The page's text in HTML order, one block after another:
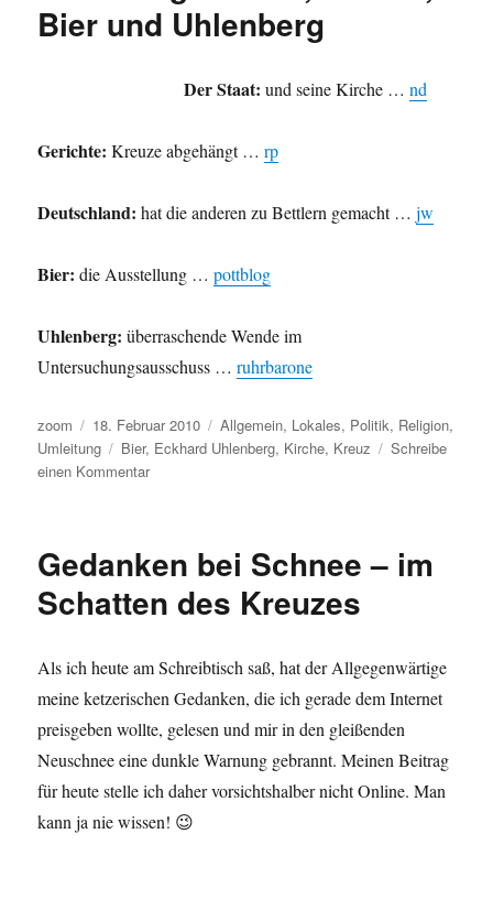
alle
Bier und Uhlenberg
Der Staat: und seine Kirche …nd
Gerichte: Kreuze abgehängt …rp
Deutschland:hat die anderen zu Bettlern gemacht …jw
Bier: die Ausstellung …pottblog
Uhlenberg: überraschende Wende im
Untersuchungsausschuss …ruhrbarone
Autor
zoom
Veröffentlicht
am
18. Februar 2010 Kategorien
Allgemein, Lokales, Politik, Religion,
Umleitung
Schlagwörter
Bier, Eckhard Uhlenberg, Kirche, Kreuz
Schreibe
einen Kommentarzu
Bier
Uhlenberg
Gedanken bei Schnee – im
Schatten des Kreuzes
Als ich heute am Schreibtisch saß, hat der Allgegenwärtige
meine ketzerischen Gedanken, die ich gerade dem Internet
preisgeben wollte, gelesen und mir in den gleißenden
Neuschnee eine dunkle Warnung gebrannt. Meinen Beitrag
für heute stelle ich daher vorsichtshalber nicht Online. Man
kann ja nie wissen! 😉